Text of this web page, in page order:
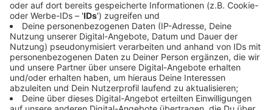
Anzeige
Bereits vor einer Woche hatte die Stadt den
Austausch mit Schülern gesucht: Sie nutzen den
Busbahnhof am meisten – viele von ihnen kommen
auch aus den umliegenden Kommunen wie